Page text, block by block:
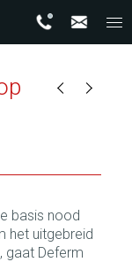
basis nood
het uitgebreid
gaat Deferm